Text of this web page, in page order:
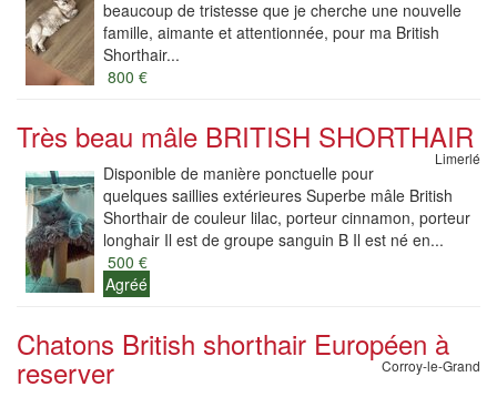
beaucoup de tristesse que je cherche une nouvelle
famille, aimante et attentionnée, pour ma British
Shorthair...
800 €
Très beau mâle BRITISH SHORTHAIR
Limerlé
Disponible de manière ponctuelle pour
quelques saillies extérieures Superbe mâle British
Shorthair de couleur lilac, porteur cinnamon, porteur
longhair Il est de groupe sanguin B Il est né en...
500 €
Agréé
Chatons British shorthair Européen à
reserver Corroy-le-Grand